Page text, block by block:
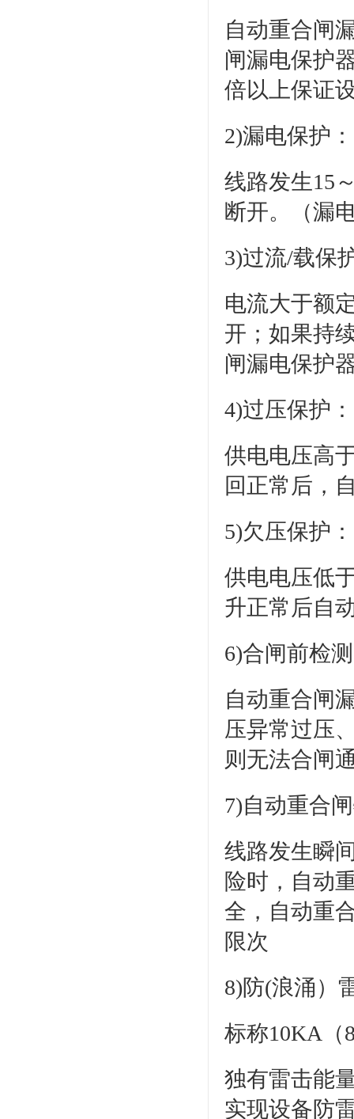
自动重合闸
闸漏电保护
倍以上保证
2)漏电保护：
线路发生15
断开。（漏
3)过流/载保
电流大于额
开；如果持
闸漏电保护
4)过压保护：
供电电压高
回正常后，
5)欠压保护：
供电电压低
升正常后自
6)合闸前检
自动重合闸
压异常过压
则无法合闸
7)自动重合
线路发生瞬
险时，自动
全，自动重
限次
8)防(浪涌）
标称10KA（
独有雷击能
实现设备防